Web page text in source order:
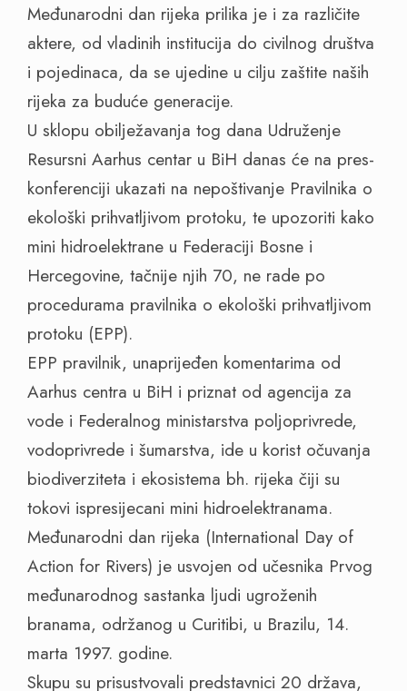
Međunarodni dan rijeka prilika je i za različite
aktere, od vladinih institucija do civilnog društva
i pojedinaca, da se ujedine u cilju zaštite naših
rijeka za buduće generacije.
U sklopu obilježavanja tog dana Udruženje
Resursni Aarhus centar u BiH danas će na pres-
konferenciji ukazati na nepoštivanje Pravilnika o
ekološki prihvatljivom protoku, te upozoriti kako
mini hidroelektrane u Federaciji Bosne i
Hercegovine, tačnije njih 70, ne rade po
procedurama pravilnika o ekološki prihvatljivom
protoku (EPP).
EPP pravilnik, unaprijeđen komentarima od
Aarhus centra u BiH i priznat od agencija za
vode i Federalnog ministarstva poljoprivrede,
vodoprivrede i šumarstva, ide u korist očuvanja
biodiverziteta i ekosistema bh. rijeka čiji su
tokovi ispresijecani mini hidroelektranama.
Međunarodni dan rijeka (International Day of
Action for Rivers) je usvojen od učesnika Prvog
međunarodnog sastanka ljudi ugroženih
branama, održanog u Curitibi, u Brazilu, 14.
marta 1997. godine.
Skupu su prisustvovali predstavnici 20 država,